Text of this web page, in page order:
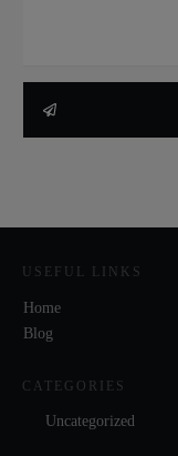
USEFUL LINKS
Home
Blog
CATEGORIES
Uncategorized